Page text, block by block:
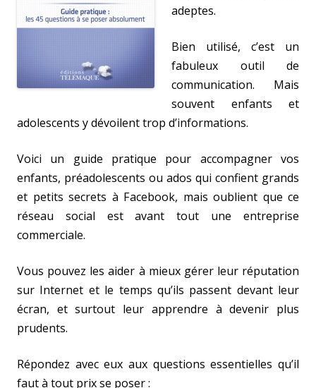
adeptes.
Bien utilisé, c’est un
fabuleux outil de
communication. Mais
souvent enfants et
adolescents y dévoilent trop d’informations.
Voici un guide pratique pour accompagner vos
enfants, préadolescents ou ados qui confient grands
et petits secrets à Facebook, mais oublient que ce
réseau social est avant tout une entreprise
commerciale.
Vous pouvez les aider à mieux gérer leur réputation
sur Internet et le temps qu’ils passent devant leur
écran, et surtout leur apprendre à devenir plus
prudents.
Répondez avec eux aux questions essentielles qu’il
faut à tout prix se poser :